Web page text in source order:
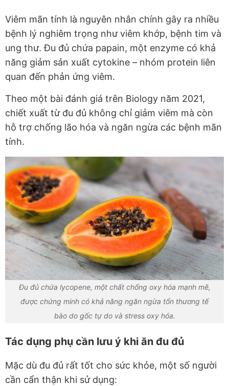
Viêm mãn tính là nguyên nhân chính gây ra nhiều
bệnh lý nghiêm trọng như viêm khớp, bệnh tim và
ung thư. Đu đủ chứa papain, một enzyme có khả
năng giảm sản xuất cytokine – nhóm protein liên
quan đến phản ứng viêm.
Theo một bài đánh giá trên Biology năm 2021,
chiết xuất từ đu đủ không chỉ giảm viêm mà còn
hỗ trợ chống lão hóa và ngăn ngừa các bệnh mãn
tính.
Đu đủ chứa lycopene, một chất chống oxy hóa mạnh mẽ,
được chứng minh có khả năng ngăn ngừa tổn thương tế
bào do gốc tự do và stress oxy hóa.
Tác dụng phụ cần lưu ý khi ăn đu đủ
Mặc dù đu đủ rất tốt cho sức khỏe, một số người
cần cẩn thận khi sử dụng: